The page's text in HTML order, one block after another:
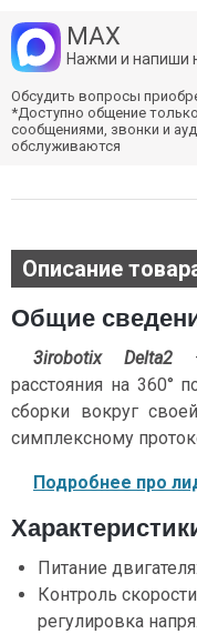
MAX
Нажми и напиши
Обсудить вопросы
*Доступно общение
сообщениями, звонки и
обслуживаются
Описание
Общие
3irobotix Delta2—
расстояния на 360°
сборки вокруг
симплексному
Подробнее про
Питание
Контроль
регулировка